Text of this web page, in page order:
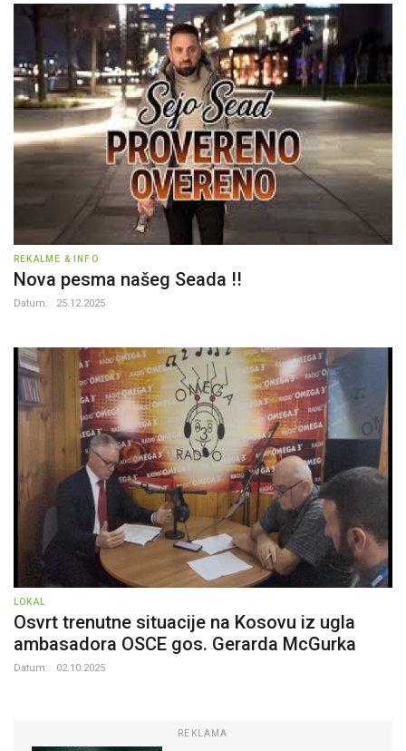
REKALME & INFO
Nova pesma našeg Seada !!
Datum: 25.12.2025
LOKAL
Osvrt trenutne situacije na Kosovu iz ugla
ambasadora OSCE gos. Gerarda McGurka
Datum: 02.10.2025
REKLAMA